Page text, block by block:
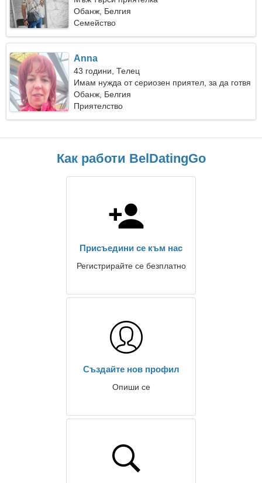
Обанж, Белгия
Семейство
Anna
43 години, Телец
Имам нужда от сериозен приятел, за да готвя
заедно
Обанж, Белгия
Приятелство
Как работи BelDatingGo
Присъедини се към нас
Регистрирайте се безплатно
Създайте нов профил
Опиши се